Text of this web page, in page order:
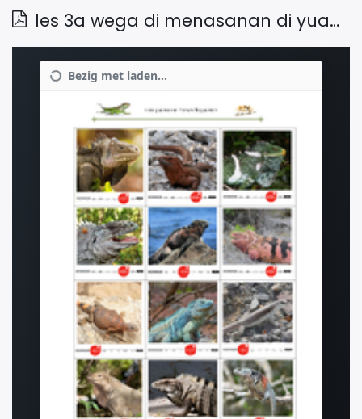
les 3a wega di menasanan di yuana